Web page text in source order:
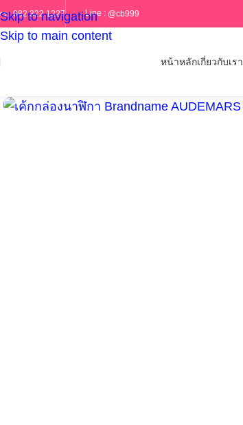
Skip to navigation
Skip to main content
ร : 082 322 1227 Line : @cb999
หน้าหลักเกี่ยวกับเรา